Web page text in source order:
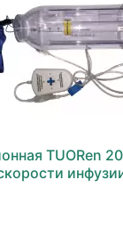
TUORen